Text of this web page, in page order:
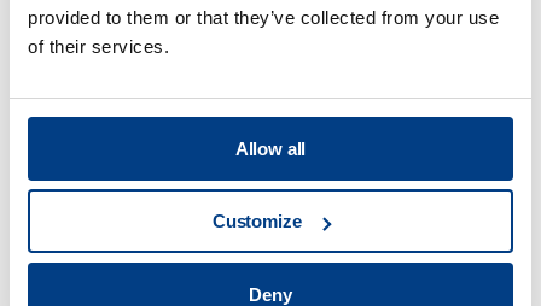
provided to them or that they’ve collected from your use
of their services.
Allow all
Customize
Deny